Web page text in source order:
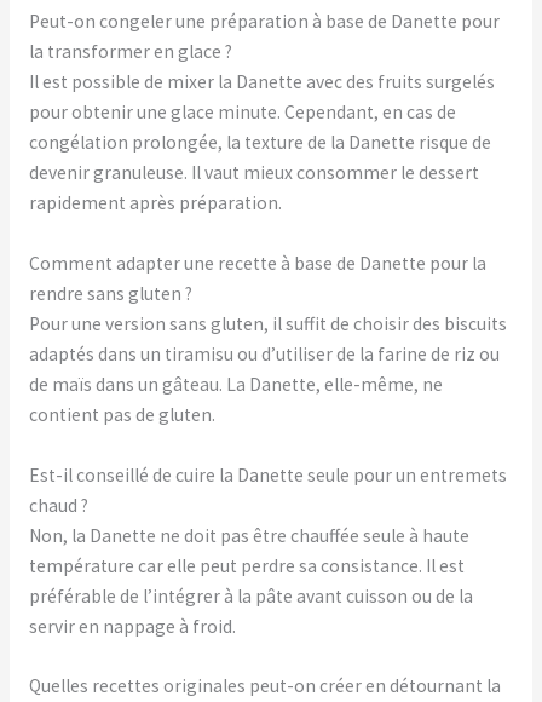
Peut-on congeler une préparation à base de Danette pour
la transformer en glace ?
Il est possible de mixer la Danette avec des fruits surgelés
pour obtenir une glace minute. Cependant, en cas de
congélation prolongée, la texture de la Danette risque de
devenir granuleuse. Il vaut mieux consommer le dessert
rapidement après préparation.
Comment adapter une recette à base de Danette pour la
rendre sans gluten ?
Pour une version sans gluten, il suffit de choisir des biscuits
adaptés dans un tiramisu ou d’utiliser de la farine de riz ou
de maïs dans un gâteau. La Danette, elle-même, ne
contient pas de gluten.
Est-il conseillé de cuire la Danette seule pour un entremets
chaud ?
Non, la Danette ne doit pas être chauffée seule à haute
température car elle peut perdre sa consistance. Il est
préférable de l’intégrer à la pâte avant cuisson ou de la
servir en nappage à froid.
Quelles recettes originales peut-on créer en détournant la